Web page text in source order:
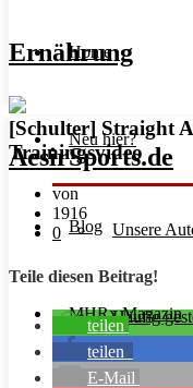
Ernährung
Home
Unsere
Häufig
Neu hier?
Blog
MHRx Magazin
[Schulter] Straight
Trainingsvideo
von
1916
0
Teile diesen Beitrag!
teilen
teilen
E-Mail